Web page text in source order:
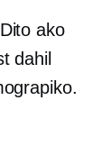
ako
dahil